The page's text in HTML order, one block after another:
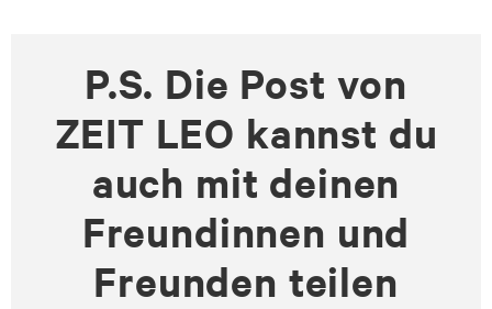
P.S. Die Post von
ZEIT LEO kannst du
auch mit deinen
Freundinnen und
Freunden teilen